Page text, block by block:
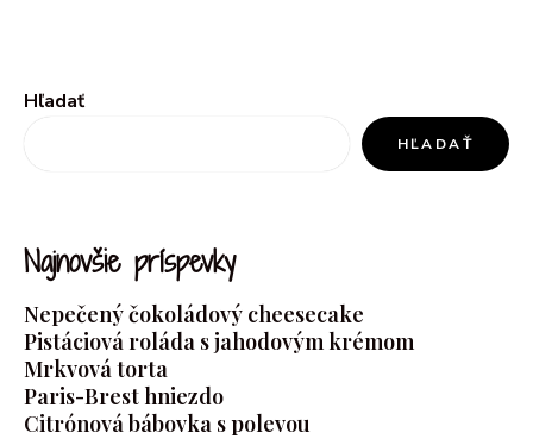
Hľadať
HĽADAŤ
Najnovšie príspevky
Nepečený čokoládový cheesecake
Pistáciová roláda s jahodovým krémom
Mrkvová torta
Paris-Brest hniezdo
Citrónová bábovka s polevou